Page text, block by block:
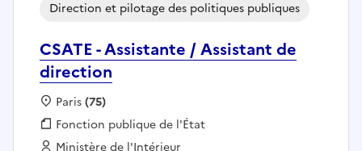
CSATE - Assistante / Assistant de
direction
Direction et pilotage des politiques publiques
Localisation :
Paris(75)
Fonction publique :
Fonction publique de l'État
Employeur :
Ministère de l'Intérieur